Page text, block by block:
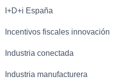
I+D+i España
Incentivos fiscales innovación
Industria conectada
Industria manufacturera